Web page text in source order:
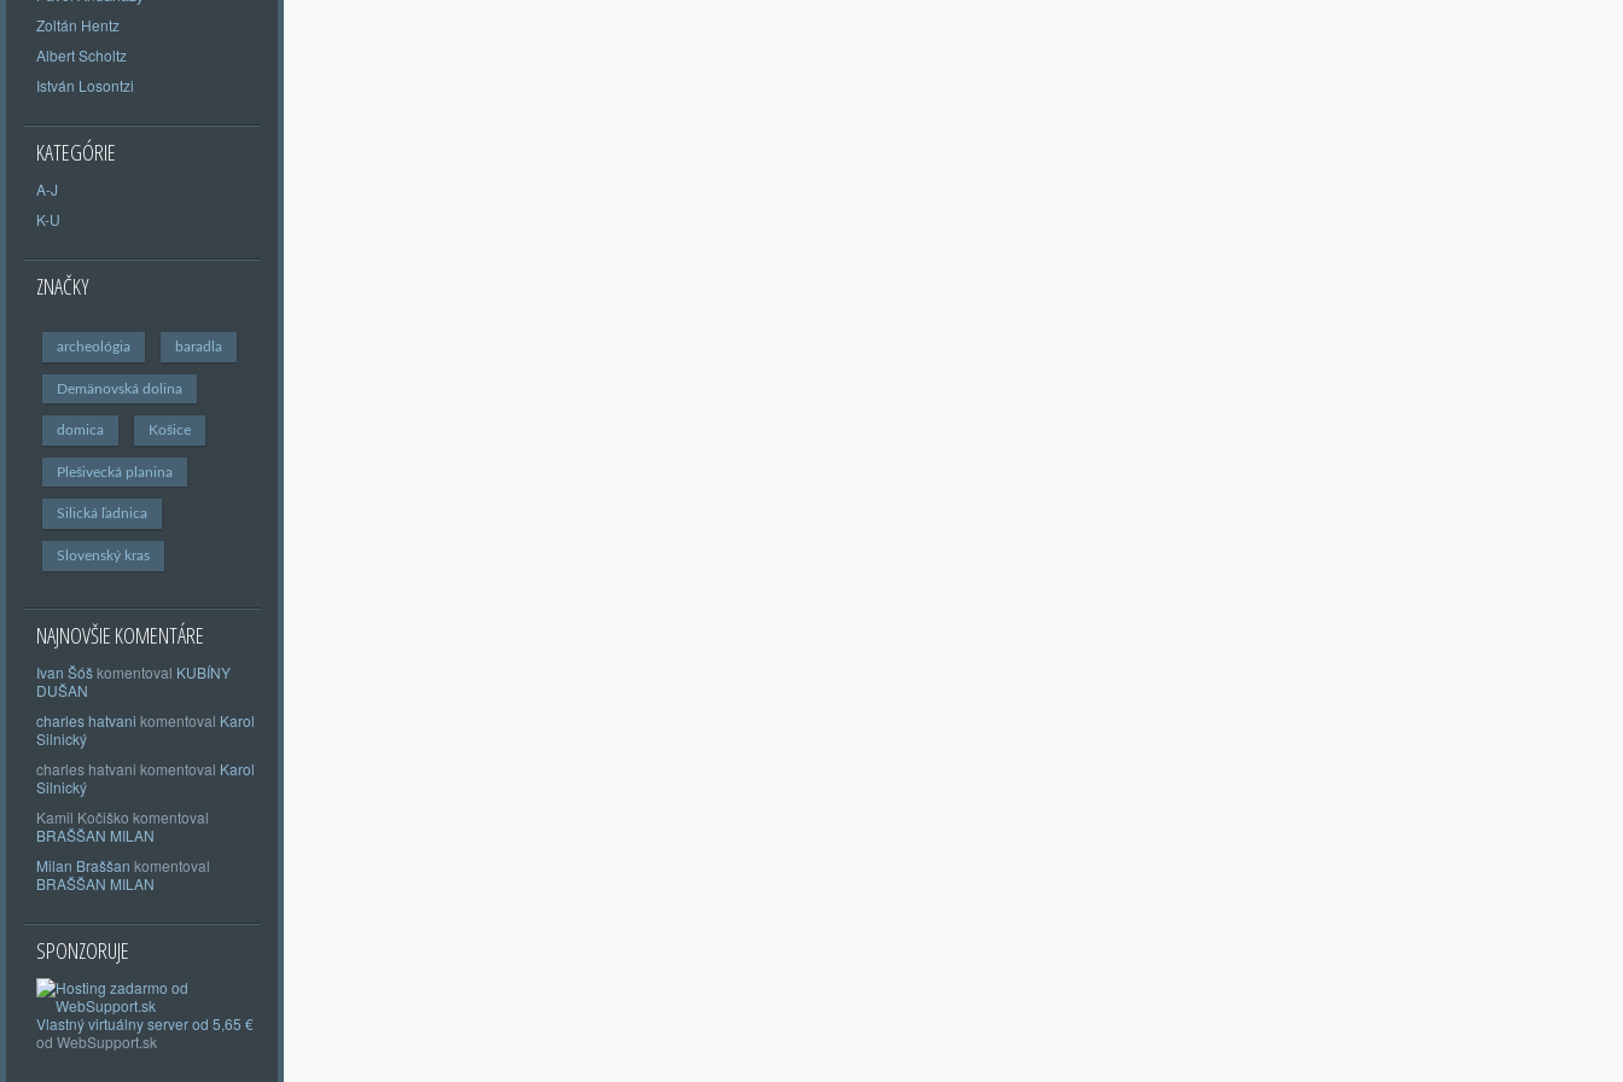
Zoltán Hentz
Albert Scholtz
István Losontzi
KATEGÓRIE
A-J
K-U
ZNAČKY
archeológia baradla
Demänovská dolina
domica Košice
Plešivecká planina
Silická ľadnica
Slovenský kras
NAJNOVŠIE KOMENTÁRE
Ivan Šóškomentoval KUBÍNY
DUŠAN
charles hatvani komentoval Karol
Silnický
charles hatvani komentoval Karol
Silnický
Kamil Kočiško komentoval
BRAŠŠAN MILAN
Milan Braššan komentoval
BRAŠŠAN MILAN
SPONZORUJE
Vlastnývirtuálny server od 5,65 €
od WebSupport.sk